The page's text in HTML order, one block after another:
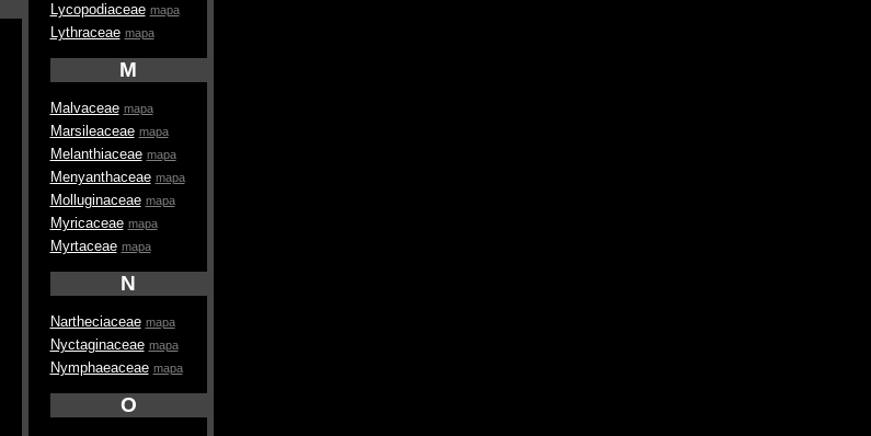
Lycopodiaceae mapa
Lythraceae mapa
M
Malvaceae mapa
Marsileaceae mapa
Melanthiaceae mapa
Menyanthaceae mapa
Molluginaceae mapa
Myricaceae mapa
Myrtaceae mapa
N
Nartheciaceae mapa
Nyctaginaceae mapa
Nymphaeaceae mapa
O